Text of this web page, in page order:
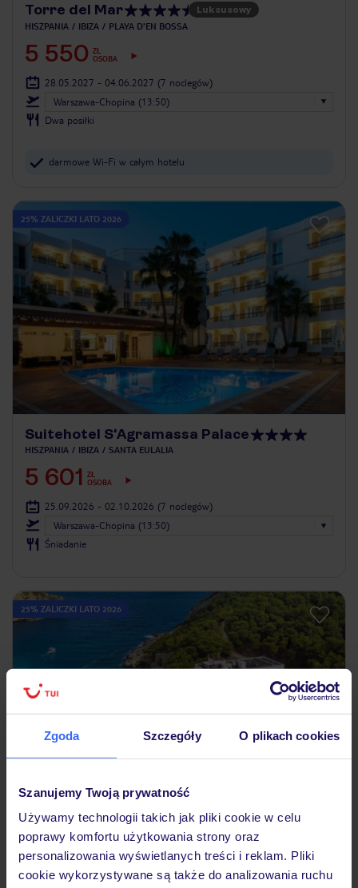
Zgoda Szczegóły O plikach cookies
Szanujemy Twoją prywatność
Używamy technologii takich jak pliki cookie w celu
poprawy komfortu użytkowania strony oraz
personalizowania wyświetlanych treści i reklam. Pliki
cookie wykorzystywane są także do analizowania ruchu
Torre del Mar Luksusowy
HISZPANIA IBIZA PLAYA D'EN BOSSA
5 550 ZŁ
OSOBA
28.05.2027 - 04.06.2027 (7 noclegów)
Warszawa-Chopina (13:50)
Dwa posiłki
darmowe Wi-Fi w całym hotelu
25% ZALICZKI LATO 2026
Suitehotel S'Agramassa Palace
HISZPANIA IBIZA SANTA EULALIA
5 601
ZŁ
OSOBA
25.09.2026 - 02.10.2026 (7 noclegów)
Warszawa-Chopina (13:50)
Śniadanie
25% ZALICZKI LATO 2026
Palladium Hotel Cala LLonga
HISZPANIA IBIZA CALA LLONGA
5 633 OSOBA